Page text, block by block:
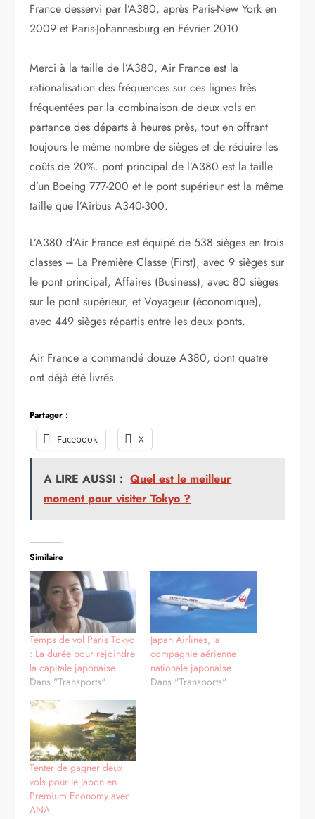
France desservi par l’A380, après Paris-New York en
2009 et Paris-Johannesburg en Février 2010.
Merci à la taille de l’A380, Air France est la
rationalisation des fréquences sur ces lignes très
fréquentées par la combinaison de deux vols en
partance des départs à heures près, tout en offrant
toujours le même nombre de sièges et de réduire les
coûts de 20%. pont principal de l’A380 est la taille
d’un Boeing 777-200 et le pont supérieur est la même
taille que l’Airbus A340-300.
L’A380 d’Air France est équipé de 538 sièges en trois
classes – La Première Classe (First), avec 9 sièges sur
le pont principal, Affaires (Business), avec 80 sièges
sur le pont supérieur, et Voyageur (économique),
avec 449 sièges répartis entre les deux ponts.
Air France a commandé douze A380, dont quatre
ont déjà été livrés.
Partager :
Facebook
X
A LIRE AUSSI : Quel est le meilleur
moment pour visiter Tokyo ?
Similaire
Temps de vol Paris Tokyo
: La durée pour rejoindre
la capitale japonaise
Dans "Transports"
Japan Airlines, la
compagnie aérienne
nationale japonaise
Dans "Transports"
Tenter de gagner deux
vols pour le Japon en
Premium Economy avec
ANA